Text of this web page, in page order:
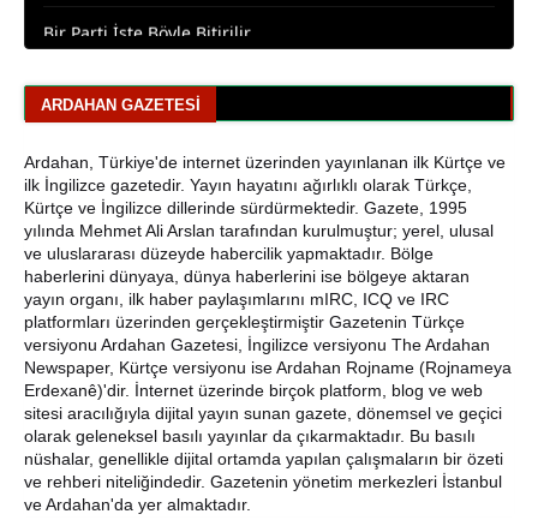
CHP Çıldır İl Genel Meclis Üyesi Gökhan Sözbir
Ardahan'da Traktör Devrildi: Sürücü Yaralandı
Uluslararası Badminton Turnuvasında Erzincanlı
Sporculardan Büyük Başarı: 3 Altın, 1 Gümüş Madalya
Çıldır Gölü Yelken Yarışlarına Ev Sahipliği Yaptı
CHP Ardahan'da Sürpriz Karar: İl Başkanı Yunus Dündar
ve Yönetimi Görevden Alındı
ARDAHAN GAZETESI
Ardahan, Türkiye'de internet üzerinden yayınlanan ilk Kürtçe ve
ilk İngilizce gazetedir. Yayın hayatını ağırlıklı olarak Türkçe,
Kürtçe ve İngilizce dillerinde sürdürmektedir. Gazete, 1995
yılında Mehmet Ali Arslan tarafından kurulmuştur; yerel, ulusal
ve uluslararası düzeyde habercilik yapmaktadır. Bölge
haberlerini dünyaya, dünya haberlerini ise bölgeye aktaran
yayın organı, ilk haber paylaşımlarını mIRC, ICQ ve IRC
platformları üzerinden gerçekleştirmiştir Gazetenin Türkçe
versiyonu Ardahan Gazetesi, İngilizce versiyonu The Ardahan
Newspaper, Kürtçe versiyonu ise Ardahan Rojname (Rojnameya
Erdexanê)'dir. İnternet üzerinde birçok platform, blog ve web
sitesi aracılığıyla dijital yayın sunan gazete, dönemsel ve geçici
olarak geleneksel basılı yayınlar da çıkarmaktadır. Bu basılı
nüshalar, genellikle dijital ortamda yapılan çalışmaların bir özeti
ve rehberi niteliğindedir. Gazetenin yönetim merkezleri İstanbul
ve Ardahan'da yer almaktadır.